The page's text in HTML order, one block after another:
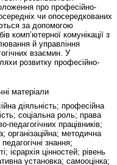
про професійно-
чи опосередкованих
за допомогою
комп’ютерної комунікації з
й управління
взаємин. У
розвитку професійно-
матеріали
діяльність; професійна
соціальна роль; права
педагогічних працівників;
організаційна; методична
знання;
ієрархія цінностей; рівень
установка; самооцінка;